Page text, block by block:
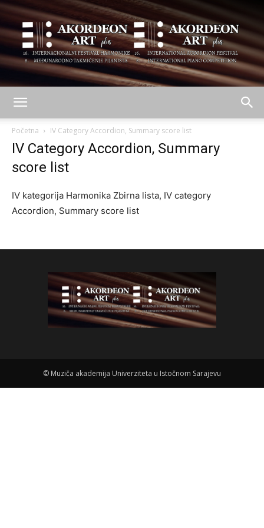
Početna IV Category Accordion, Summary score list
IV Category Accordion, Summary
score list
IV kategorija Harmonika Zbirna lista, IV category
Accordion, Summary score list
© Muziča akademija Univerziteta u Istočnom Sarajevu